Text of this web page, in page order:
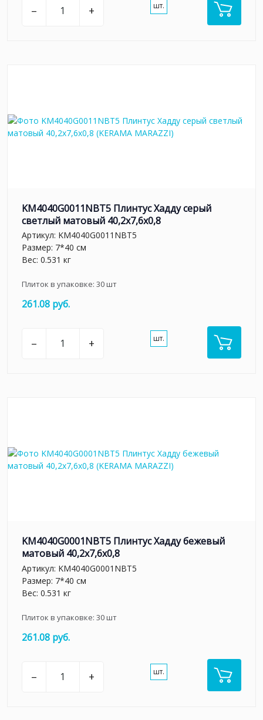
– + шт.
KM4040G0011NBT5 Плинтус Хадду серый
светлый матовый 40,2x7,6x0,8
Артикул: KM4040G0011NBT5
Размер: 7*40 см
Вес: 0.531 кг
Плиток в упаковке: 30шт
261.08 руб.
– + шт.
KM4040G0001NBT5 Плинтус Хадду бежевый
матовый 40,2x7,6x0,8
Артикул: KM4040G0001NBT5
Размер: 7*40 см
Вес: 0.531 кг
Плиток в упаковке: 30шт
261.08 руб.
– + шт.